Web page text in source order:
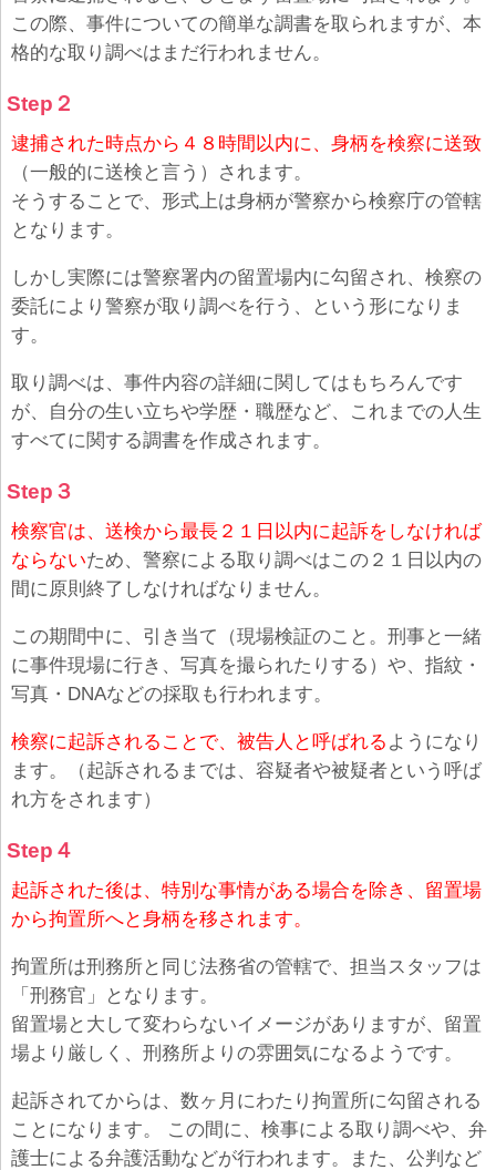
この際、事件についての簡単な調書を取られますが、本
格的な取り調べはまだ行われません。
Step２
逮捕された時点から４８時間以内に、身柄を検察に送致
（一般的に送検と言う）されます。
そうすることで、形式上は身柄が警察から検察庁の管轄
となります。
しかし実際には警察署内の留置場内に勾留され、検察の
委託により警察が取り調べを行う、という形になりま
す。
取り調べは、事件内容の詳細に関してはもちろんです
が、自分の生い立ちや学歴・職歴など、これまでの人生
すべてに関する調書を作成されます。
Step３
検察官は、送検から最長２１日以内に起訴をしなければ
ならないため、警察による取り調べはこの２１日以内の
間に原則終了しなければなりません。
この期間中に、引き当て（現場検証のこと。刑事と一緒
に事件現場に行き、写真を撮られたりする）や、指紋・
写真・DNAなどの採取も行われます。
検察に起訴されることで、被告人と呼ばれる ようになり
ます。（起訴されるまでは、容疑者や被疑者という呼ば
れ方をされます）
Step４
起訴された後は、特別な事情がある場合を除き、留置場
から拘置所へと身柄を移されます。
拘置所は刑務所と同じ法務省の管轄で、担当スタッフは
「刑務官」となります。
留置場と大して変わらないイメージがありますが、留置
場より厳しく、刑務所よりの雰囲気になるようです。
起訴されてからは、数ヶ月にわたり拘置所に勾留される
ことになります。 この間に、検事による取り調べや、弁
護士による弁護活動などが行われます。また、公判など